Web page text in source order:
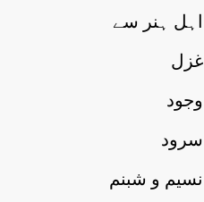
اہل ہنر سے
غزل
وجود
سرود
نسيم و شبنم